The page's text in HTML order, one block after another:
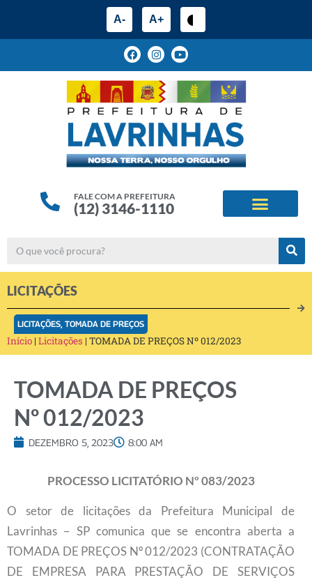
A- A+
FALE COM A PREFEITURA
(12) 3146-1110
LICITAÇÕES
LICITAÇÕES TOMADA DE PREÇOS
Início | Licitações | TOMADA DE PREÇOS Nº 012/2023
TOMADA DE PREÇOS
Nº 012/2023
DEZEMBRO 5, 2023 8:00 AM
PROCESSO LICITATÓRIO Nº 083/2023
O setor de licitações da Prefeitura Municipal de
Lavrinhas – SP comunica que se encontra aberta a
TOMADA DE PREÇOS Nº 012/2023 (CONTRATAÇÃO
DE EMPRESA PARA PRESTAÇÃO DE SERVIÇOS